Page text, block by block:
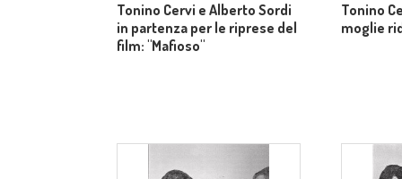
Tonino Cervi e Alberto Sordi
in partenza per le riprese del
film: "Mafioso"
Tonino
moglie